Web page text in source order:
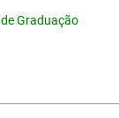
Graduação